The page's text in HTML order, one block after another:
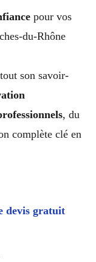
pour vos
du-Rhône
son savoir-
, du
complète clé en
devis gratuit